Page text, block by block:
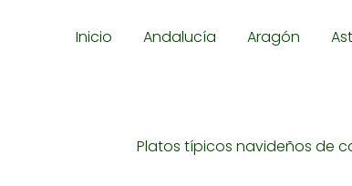
Inicio Andalucía Aragón
Platos típicos navideños de